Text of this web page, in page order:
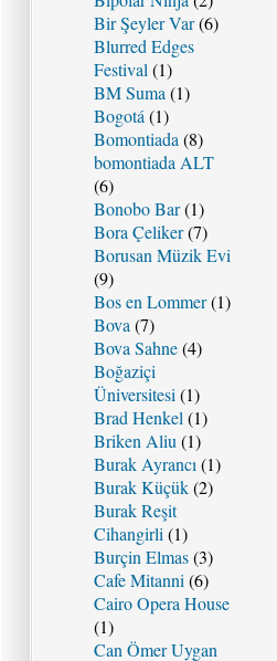
Bir Şeyler Var(6)
Blurred Edges
Festival (1)
BM Suma (1)
Bogotá (1)
Bomontiada (8)
bomontiada ALT
(6)
Bonobo Bar(1)
Bora Çeliker(7)
Borusan Müzik Evi
(9)
Bos en Lommer(1)
Bova (7)
Bova Sahne(4)
Boğaziçi
Üniversitesi (1)
Brad Henkel (1)
Briken Aliu (1)
Burak Ayrancı (1)
Burak Küçük(2)
Burak Reşit
Cihangirli (1)
Burçin Elmas(3)
Cafe Mitanni (6)
Cairo Opera House
(1)
Can Ömer Uygan